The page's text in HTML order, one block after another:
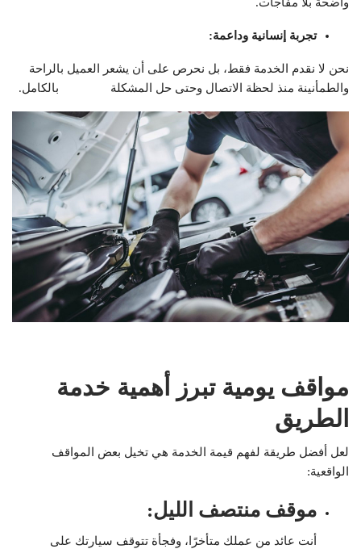
واضحة بلا مفاجآت.
تجربة إنسانية وداعمة:
نحن لا نقدم الخدمة فقط، بل نحرص على أن يشعر العميل بالراحة
والطمأنينة منذ لحظة الاتصال وحتى حل المشكلة بالكامل.
مواقف يومية تبرز أهمية خدمة
الطريق
لعل أفضل طريقة لفهم قيمة الخدمة هي تخيل بعض المواقف
الواقعية:
موقف منتصف الليل:
أنت عائد من عملك متأخرًا، وفجأة تتوقف سيارتك على